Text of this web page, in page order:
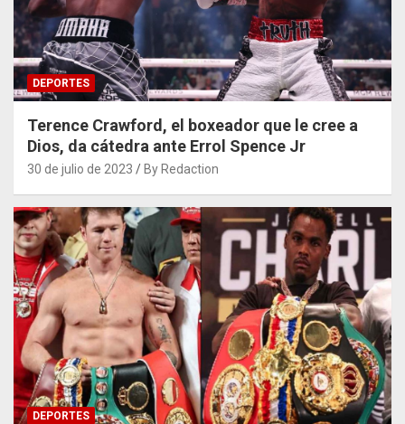
DEPORTES
Terence Crawford, el boxeador que le cree a
Dios, da cátedra ante Errol Spence Jr
30 de julio de 2023 By Redaction
DEPORTES